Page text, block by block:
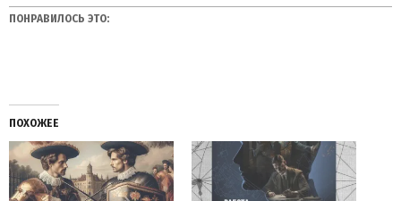
ПОНРАВИЛОСЬ ЭТО:
ПОХОЖЕЕ